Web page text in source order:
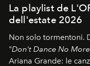
La playlist de
dell'estate 2026
Non solo tormentoni.
"Don't Dance No
Ariana Grande: le